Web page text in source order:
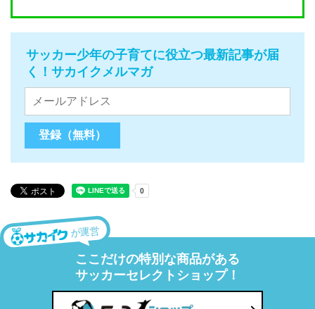
サッカー少年の子育てに役立つ最新記事が届
く！サカイクメルマガ
が運営
ここだけの特別な商品がある
サッカーセレクトショップ！